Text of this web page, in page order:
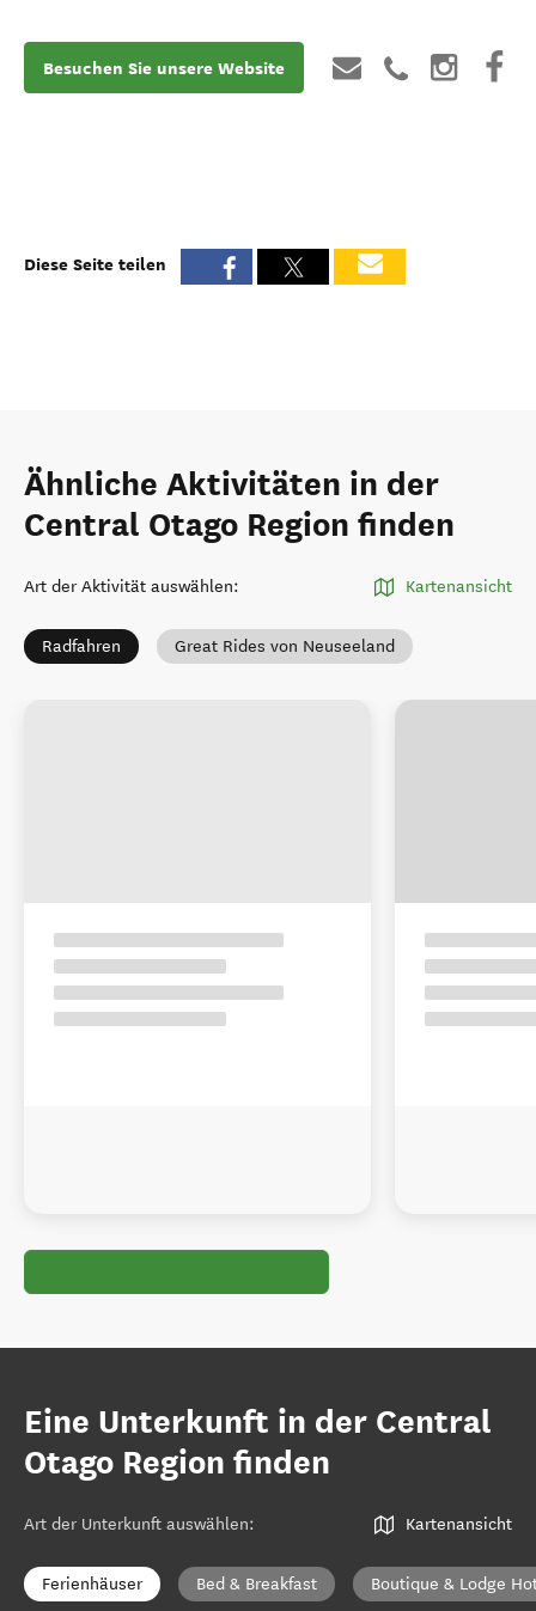
Besuchen Sie unsere Website
Diese Seite teilen
Ähnliche Aktivitäten in der
Central Otago Region finden
Art der Aktivität auswählen: Kartenansicht
Radfahren Great Rides von Neuseeland
Eine Unterkunft in der Central
Otago Region finden
Art der Unterkunft auswählen: Kartenansicht
Ferienhäuser Bed & Breakfast Boutique & Lodge